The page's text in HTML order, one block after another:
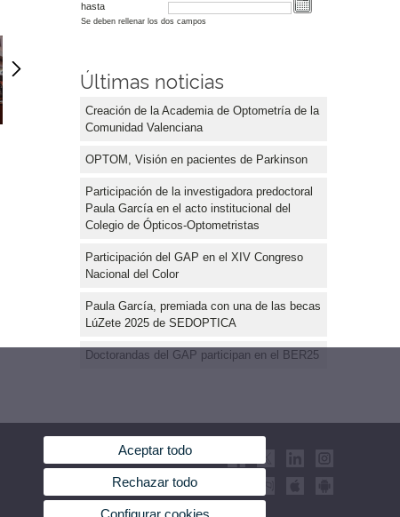
hasta
Se deben rellenar los dos campos
Últimas noticias
Creación de la Academia de Optometría de la
Comunidad Valenciana
OPTOM, Visión en pacientes de Parkinson
Participación de la investigadora predoctoral
Paula García en el acto institucional del
Colegio de Ópticos-Optometristas
Participación del GAP en el XIV Congreso
Nacional del Color
Paula García, premiada con una de las becas
LúZete 2025 de SEDOPTICA
Doctorandas del GAP participan en el BER25
Aceptar todo
Rechazar todo
Configurar cookies